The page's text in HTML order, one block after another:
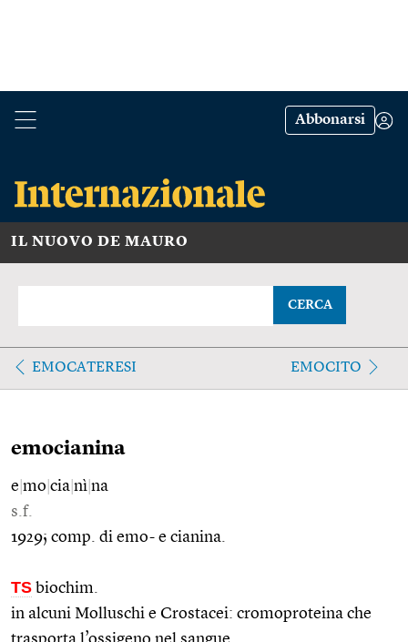
Abbonarsi
IL NUOVO DE MAURO
CERCA
EMOCATERESI EMOCITO
emocianina
e mo cia nì na
s.f.
1929; comp. di emo- e cianina.
TS biochim.
in alcuni Molluschi e Crostacei: cromoproteina che